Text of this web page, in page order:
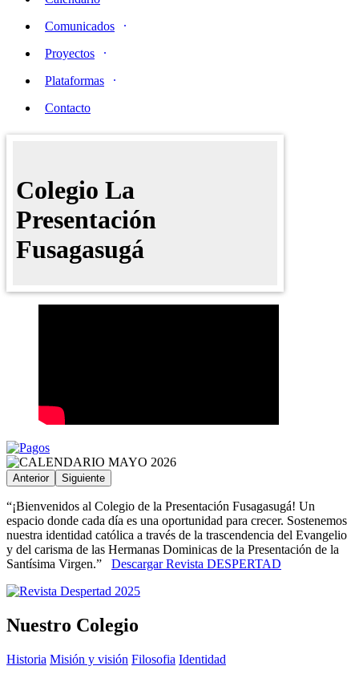
Comunicados
Proyectos
Plataformas
Contacto
Colegio La
Presentación
Fusagasugá
Anterior Siguiente
“¡Bienvenidos al Colegio de la Presentación Fusagasugá! Un
espacio donde cada día es una oportunidad para crecer. Sostenemos
nuestra identidad católica a través de la trascendencia del Evangelio
y del carisma de las Hermanas Dominicas de la Presentación de la
Santísima Virgen.” Descargar Revista DESPERTAD
Nuestro Colegio
Historia Misión y visión Filosofia Identidad